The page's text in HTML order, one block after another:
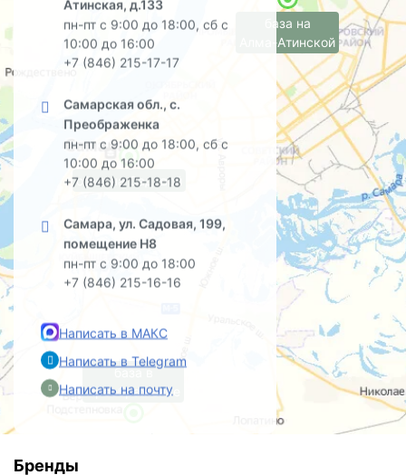
Атинская, д.133
пн-пт с 9:00 до 18:00, сб с
10:00 до 16:00
+7 (846) 215-17-17
Самарская обл., с.
Преображенка
пн-пт с 9:00 до 18:00, сб с
10:00 до 16:00
+7 (846) 215-18-18
Самара, ул. Садовая, 199,
помещение Н8
пн-пт с 9:00 до 18:00
+7 (846) 215-16-16
Написать в МАКС
Написать в Telegram
Написать на почту
офис на Садовой
база в
Преображенке
база на
Алма-Атинской
Бренды